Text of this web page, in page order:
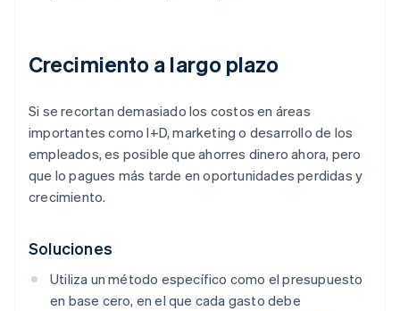
Crecimiento a largo plazo
Si se recortan demasiado los costos en áreas
importantes como I+D, marketing o desarrollo de los
empleados, es posible que ahorres dinero ahora, pero
que lo pagues más tarde en oportunidades perdidas y
crecimiento.
Soluciones
Utiliza un método específico como el presupuesto
en base cero, en el que cada gasto debe